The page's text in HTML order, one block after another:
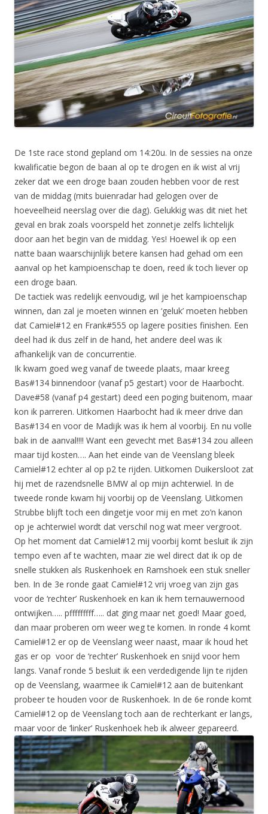
De 1ste race stond gepland om 14:20u. In de sessies na onze
kwalificatie begon de baan al op te drogen en ik wist al vrij
zeker dat we een droge baan zouden hebben voor de rest
van de middag (mits buienradar had gelogen over de
hoeveelheid neerslag over die dag). Gelukkig was dit niet het
geval en brak zoals voorspeld het zonnetje zelfs lichtelijk
door aan het begin van de middag. Yes! Hoewel ik op een
natte baan waarschijnlijk betere kansen had gehad om een
aanval op het kampioenschap te doen, reed ik toch liever op
een droge baan.
De tactiek was redelijk eenvoudig, wil je het kampioenschap
winnen, dan zal je moeten winnen en ‘geluk’ moeten hebben
dat Camiel#12 en Frank#555 op lagere posities finishen. Een
deel had ik dus zelf in de hand, het andere deel was ik
afhankelijk van de concurrentie.
Ik kwam goed weg vanaf de tweede plaats, maar kreeg
Bas#134 binnendoor (vanaf p5 gestart) voor de Haarbocht.
Dave#58 (vanaf p4 gestart) deed een poging buitenom, maar
kon ik parreren. Uitkomen Haarbocht had ik meer drive dan
Bas#134 en voor de Madijk was ik hem al voorbij. En nu volle
bak in de aanval!!!! Want een gevecht met Bas#134 zou alleen
maar tijd kosten…. Aan het einde van de Veenslang bleek
Camiel#12 echter al op p2 te rijden. Uitkomen Duikersloot zat
hij met de razendsnelle BMW al op mijn achterwiel. In de
tweede ronde kwam hij voorbij op de Veenslang. Uitkomen
Strubbe blijft toch een dingetje voor mij en met zo’n kanon
op je achterwiel wordt dat verschil nog wat meer vergroot.
Op het moment dat Camiel#12 mij voorbij komt besluit ik zijn
tempo even af te wachten, maar zie wel direct dat ik op de
snelle stukken als Ruskenhoek en Ramshoek een stuk sneller
ben. In de 3e ronde gaat Camiel#12 vrij vroeg van zijn gas
voor de ‘rechter’ Ruskenhoek en kan ik hem ternauwernood
ontwijken….. pfffffffff….. dat ging maar net goed! Maar goed,
dan maar proberen om weer weg te komen. In ronde 4 komt
Camiel#12 er op de Veenslang weer naast, maar ik houd het
gas er op voor de ‘rechter’ Ruskenhoek en snijd voor hem
langs. Vanaf ronde 5 besluit ik een verdedigende lijn te rijden
op de Veenslang, waarmee ik Camiel#12 aan de buitenkant
probeer te houden voor de Ruskenhoek. In de 6e ronde komt
Camiel#12 op de Veenslang toch aan de rechterkant er langs,
maar voor de ‘linker’ Ruskenhoek heb ik alweer gepareerd.